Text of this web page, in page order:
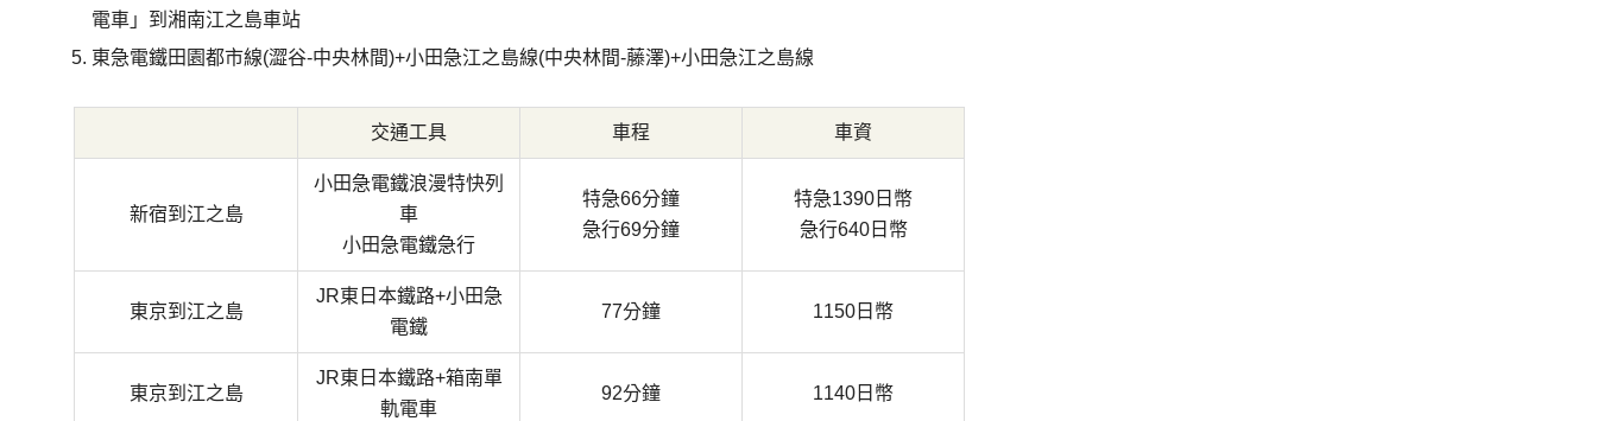
電車」到湘南江之島車站
東急電鐵田園都市線(澀谷-中央林間)+小田急江之島線(中央林間-藤澤)+小田急江之島線
交通工具 車程 車資
新宿到江之島
小田急電鐵浪漫特快列
車
小田急電鐵急行
特急66分鐘
急行69分鐘
特急1390日幣
急行640日幣
東京到江之島
JR東日本鐵路+小田急
電鐵
77分鐘 1150日幣
東京到江之島
JR東日本鐵路+箱南單
軌電車
92分鐘 1140日幣